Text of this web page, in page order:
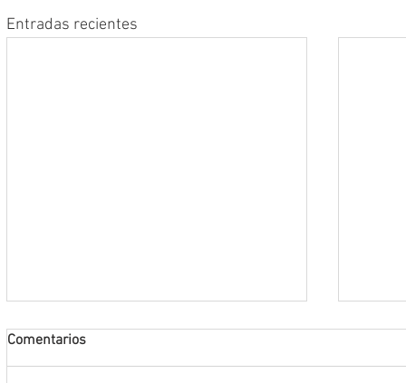
Entradas recientes
Comentarios